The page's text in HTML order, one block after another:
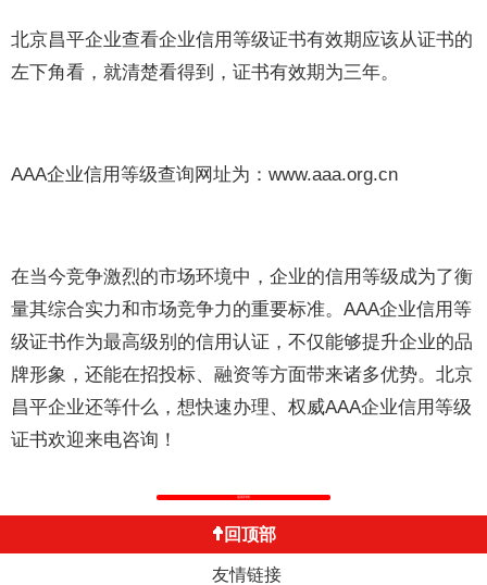
北京昌平企业查看企业信用等级证书有效期应该从证书的
左下角看，就清楚看得到，证书有效期为三年。
AAA企业信用等级查询网址为：www.aaa.org.cn
在当今竞争激烈的市场环境中，企业的信用等级成为了衡
量其综合实力和市场竞争力的重要标准。AAA企业信用等
级证书作为最高级别的信用认证，不仅能够提升企业的品
牌形象，还能在招投标、融资等方面带来诸多优势。北京
昌平企业还等什么，想快速办理、权威AAA企业信用等级
证书欢迎来电咨询！
返回列表
回顶部
友情链接